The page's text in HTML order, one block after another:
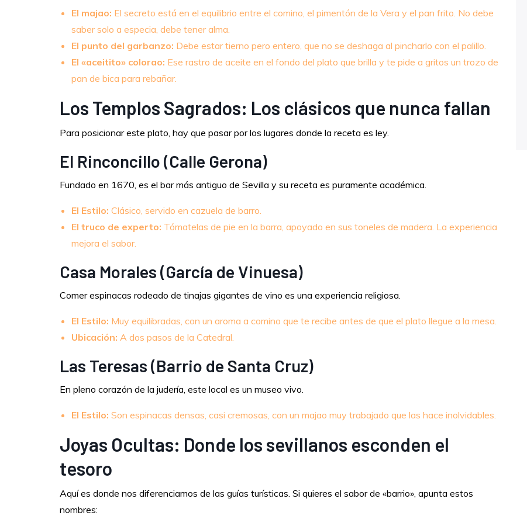
El majao: El secreto está en el equilibrio entre el comino, el pimentón de la Vera y el pan frito. No debe
saber solo a especia, debe tener alma.
El punto del garbanzo: Debe estar tierno pero entero, que no se deshaga al pincharlo con el palillo.
El «aceitito» colorao: Ese rastro de aceite en el fondo del plato que brilla y te pide a gritos un trozo de
pan de bica para rebañar.
Los Templos Sagrados: Los clásicos que nunca fallan
Para posicionar este plato, hay que pasar por los lugares donde la receta es ley.
El Rinconcillo (Calle Gerona)
Fundado en 1670, es el bar más antiguo de Sevilla y su receta es puramente académica.
El Estilo: Clásico, servido en cazuela de barro.
El truco de experto: Tómatelas de pie en la barra, apoyado en sus toneles de madera. La experiencia
mejora el sabor.
Casa Morales (García de Vinuesa)
Comer espinacas rodeado de tinajas gigantes de vino es una experiencia religiosa.
El Estilo: Muy equilibradas, con un aroma a comino que te recibe antes de que el plato llegue a la mesa.
Ubicación: A dos pasos de la Catedral.
Las Teresas (Barrio de Santa Cruz)
En pleno corazón de la judería, este local es un museo vivo.
El Estilo: Son espinacas densas, casi cremosas, con un majao muy trabajado que las hace inolvidables.
Joyas Ocultas: Donde los sevillanos esconden el
tesoro
Aquí es donde nos diferenciamos de las guías turísticas. Si quieres el sabor de «barrio», apunta estos
nombres: